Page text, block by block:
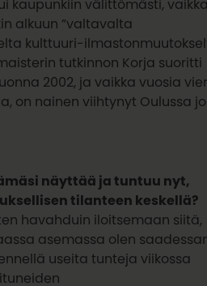
kaupunkiin välittömästi,
alkuun ”valtavalta
kulttuuri-
tutkinnon Korja suoritti
2002, ja vaikka vuosia
on nainen viihtynyt Oulussa
näyttää ja tuntuu nyt,
tilanteen keskellä?
havahduin iloitsemaan siitä,
asemassa olen
useita tunteja viikossa